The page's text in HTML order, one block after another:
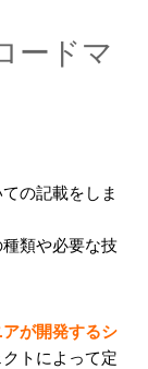
ードマ
ての記載をしま
類や必要な技
が開発するシ
トによって定